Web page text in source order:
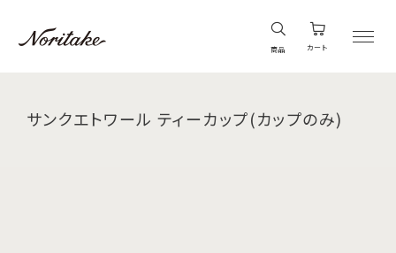
商品 カート
サンクエトワール ティーカップ(カップのみ)